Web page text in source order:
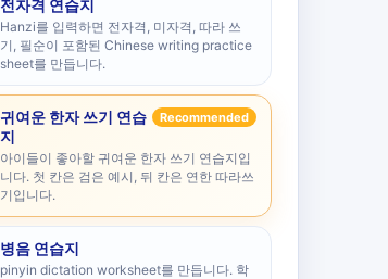
전자격 연습지
Hanzi를 입력하면 전자격, 미자격, 따라 쓰
기, 필순이 포함된 Chinese writing practice
sheet를 만듭니다.
귀여운 한자 쓰기 연습
지
Recommended
아이들이 좋아할 귀여운 한자 쓰기 연습지입
니다. 첫 칸은 검은 예시, 뒤 칸은 연한 따라쓰
기입니다.
병음 연습지
pinyin dictation worksheet를 만듭니다. 학